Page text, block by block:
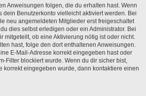
Anweisungen folgen, die du erhalten hast. Wenn
dein Benutzerkonto vielleicht aktiviert werden. Bei
neu angemeldeten Mitglieder erst freigeschaltet
dies selbst erledigen oder ein Administrator. Bei
mitgeteilt, ob eine Aktivierung nötig ist oder nicht.
hast, folge den dort enthaltenen Anweisungen.
E-Mail-Adresse korrekt eingegeben hast oder
Filter blockiert wurde. Wenn du dir sicher bist,
korrekt eingegeben wurde, dann kontaktiere einen